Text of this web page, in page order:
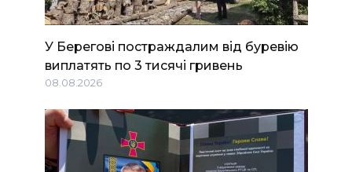
У Берегові постраждалим від буревію
виплатять по 3 тисячі гривень
08.08.2026